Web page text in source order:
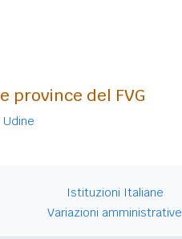
province del FVG
Udine
Istituzioni Italiane
Variazioni amministrative